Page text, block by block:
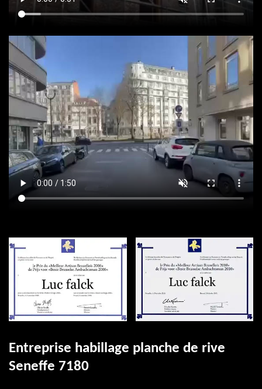
Entreprise habillage planche de rive
Seneffe 7180